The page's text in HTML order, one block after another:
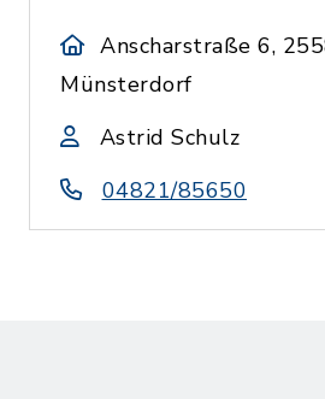
Anscharstraße 6,
Münsterdorf
Astrid Schulz
04821/85650